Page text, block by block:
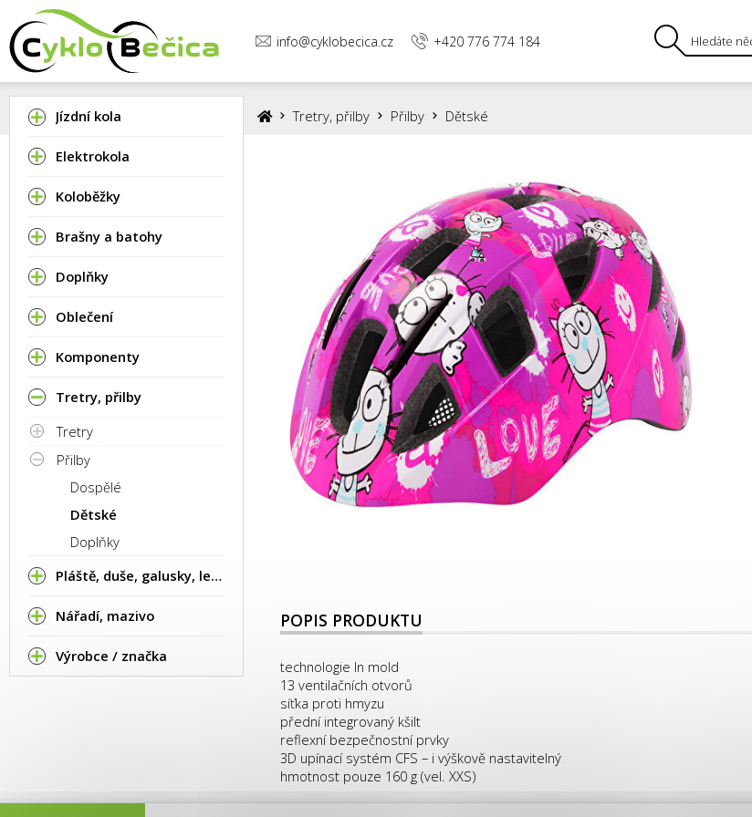
info@cyklobecica.cz +420 776 774 184
Jízdní kola
Elektrokola
Koloběžky
Brašny a batohy
Doplňky
Oblečení
Komponenty
Tretry, přilby
Tretry
Přilby
Dospělé
Dětské
Doplňky
Pláště, duše, galusky, lepení
Nářadí, mazivo
Výrobce / značka
Tretry, přilby Přilby Dětské
POPIS PRODUKTU
technologie In mold
13 ventilačních otvorů
síťka proti hmyzu
přední integrovaný kšilt
reflexní bezpečnostní prvky
3D upínací systém CFS – i výškově nastavitelný
hmotnost pouze 160 g (vel. XXS)